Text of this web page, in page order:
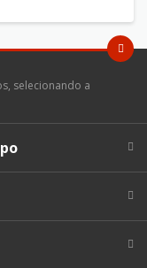
selecionando a